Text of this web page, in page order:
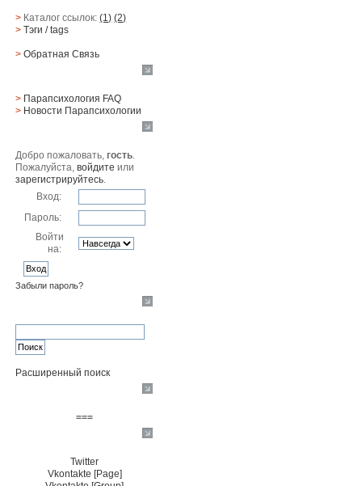
> Каталог ссылок:(1) (2)
> Тэги/ tags
> Обратная Cвязь
> Парапсихология FAQ
> Новости Парапсихологии
Добро пожаловать,гость.
Пожалуйста,войдите или
зарегистрируйтесь.
Вход:
Пароль:
Войти
на:
Забыли пароль?
Расширенный поиск
===
Twitter
Vkontakte [Page]